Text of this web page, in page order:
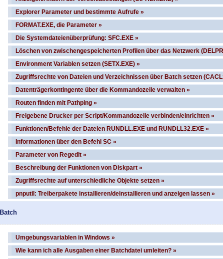
Explorer Parameter und bestimmte Aufrufe »
FORMAT.EXE, die Parameter »
Die Systemdateienüberprüfung: SFC.EXE »
Löschen von zwischengespeicherten Profilen über das Netzwerk
Environment Variablen setzen (SETX.EXE) »
Zugriffsrechte von Dateien und Verzeichnissen über Batch setzen
Datenträgerkontingente über die Kommandozeile verwalten »
Routen finden mit Pathping »
Freigebene Drucker per Script/Kommandozeile verbinden/einrichten »
Funktionen/Befehle der Dateien RUNDLL.EXE und RUNDLL32.EXE »
Informationen über den Befehl SC »
Parameter von Regedit »
Beschreibung der Funktionen von Diskpart »
Zugriffsrechte auf unterschiedliche Objekte setzen »
pnputil: Treiberpakete installieren/deinstallieren und anzeigen lassen »
Batch
Umgebungsvariablen in Windows »
Wie kann ich alle Ausgaben einer Batchdatei umleiten? »